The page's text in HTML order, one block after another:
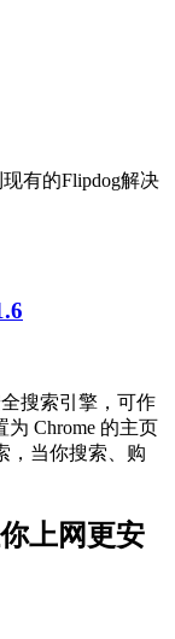
有的Flipdog解决
全搜索引擎，可作
Chrome 的主页
，当你搜索、购
上网更安